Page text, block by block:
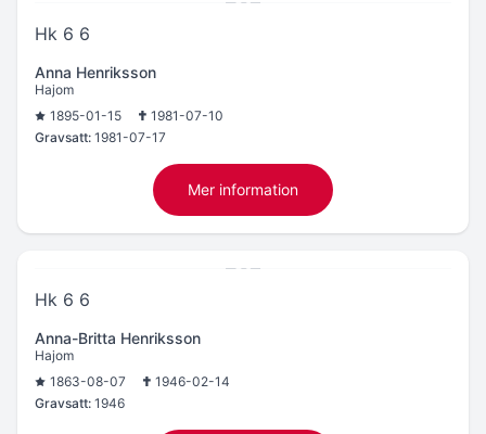
Hk 6 6
Anna Henriksson
Hajom
1895-01-15
1981-07-10
Gravsatt: 1981-07-17
Mer information
Hk 6 6
Anna-Britta Henriksson
Hajom
1863-08-07
1946-02-14
Gravsatt: 1946